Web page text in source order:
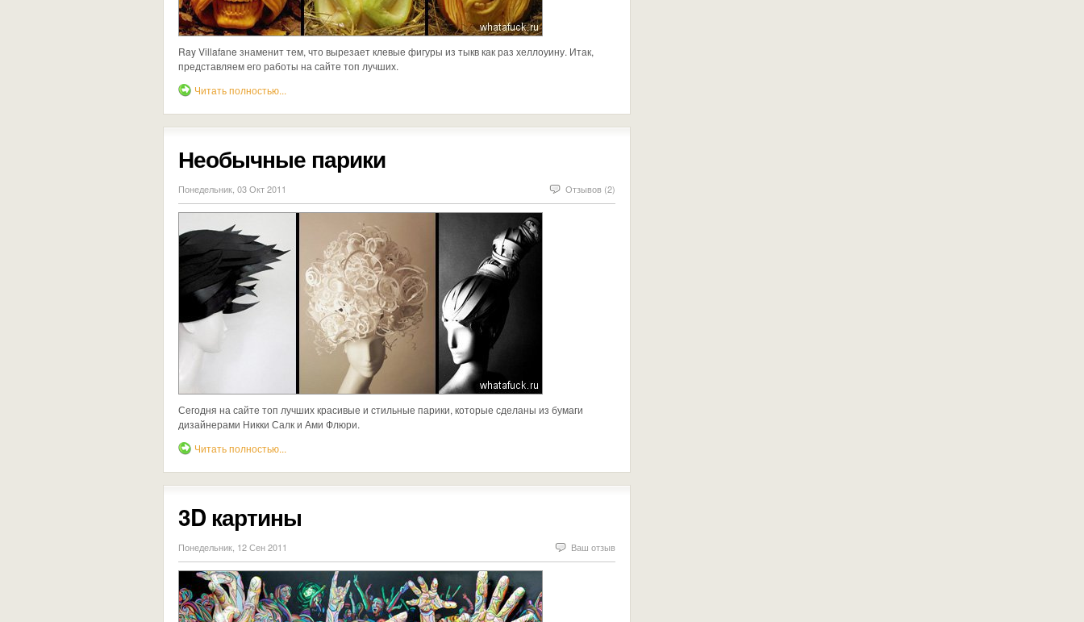
Ray Villafane знаменит тем, что вырезает клевые фигуры из тыкв как раз хеллоуину. Итак,
представляем его работы на сайте топ лучших.
Читать полностью...
Необычные парики
Понедельник, 03 Окт 2011 Отзывов (2)
Сегодня на сайте топ лучших красивые и стильные парики, которые сделаны из бумаги
дизайнерами Никки Салк и Ами Флюри.
Читать полностью...
3D картины
Понедельник, 12 Сен 2011 Ваш отзыв